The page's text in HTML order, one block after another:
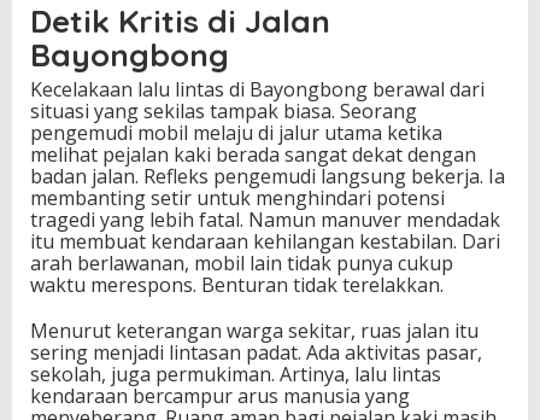
Detik Kritis di Jalan
Bayongbong
Kecelakaan lalu lintas di Bayongbong berawal dari
situasi yang sekilas tampak biasa. Seorang
pengemudi mobil melaju di jalur utama ketika
melihat pejalan kaki berada sangat dekat dengan
badan jalan. Refleks pengemudi langsung bekerja. Ia
membanting setir untuk menghindari potensi
tragedi yang lebih fatal. Namun manuver mendadak
itu membuat kendaraan kehilangan kestabilan. Dari
arah berlawanan, mobil lain tidak punya cukup
waktu merespons. Benturan tidak terelakkan.
Menurut keterangan warga sekitar, ruas jalan itu
sering menjadi lintasan padat. Ada aktivitas pasar,
sekolah, juga permukiman. Artinya, lalu lintas
kendaraan bercampur arus manusia yang